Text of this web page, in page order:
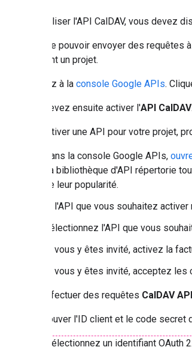
Pour utiliser l'API CalDAV, vous devez
Avant de pouvoir envoyer des requêtes
en créant un projet.
Accédez à la console Google APIs.
Vous devez ensuite activer l'API CalDAV.
Pour activer une API pour votre projet,
Dans la console Google APIs,
La bibliothèque d'API répertorie
de leur popularité.
Si l'API que vous souhaitez
Sélectionnez l'API que vous
Si vous y êtes invité, activez la
Si vous y êtes invité, acceptez
Pour effectuer des requêtes CalDAV API
Pour trouver l'ID client et le code
Sélectionnez un identifiant OAuth